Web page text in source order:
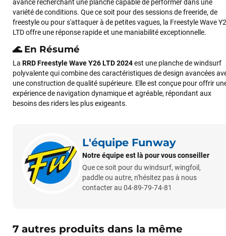
avancé recherchant une planche capable de performer dans une
variété de conditions. Que ce soit pour des sessions de freeride, de
freestyle ou pour s'attaquer à de petites vagues, la Freestyle Wave
LTD offre une réponse rapide et une maniabilité exceptionnelle.
🌊 En Résumé
La RRD Freestyle Wave Y26 LTD 2024est une planche de windsurf
polyvalente qui combine des caractéristiques de design avancées
une construction de qualité supérieure. Elle est conçue pour offrir
expérience de navigation dynamique et agréable, répondant aux
besoins des riders les plus exigeants.
L'équipe Funway
Notre équipe est là pour vous conseiller
Que ce soit pour du windsurf, wingfoil,
paddle ou autre, n'hésitez pas à nous
contacter au 04-89-79-74-81
7 autres produits dans la même
Cela faisait 6 mois que je galérais à remplacer ma board eux
m'ont trouvé une pépite à laquelle je n'aurais jamais pensé !
Excellent conseil excellent prix et en plus super sympas. Merci
Maronui RICHMOND
il y a 3 mois
J'ai acheté une voile d'occasion depuis Tahiti. Super service.
L'envoi a été rapide. La voile est arrivée en super état.
Mauruuru roa.
VOIR TOUS LES AVIS
LAISSER UN AVIS